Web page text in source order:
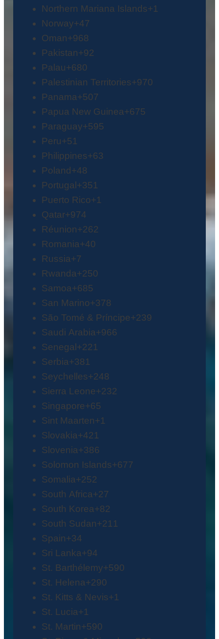
Northern Mariana Islands+1
Norway+47
Oman+968
Pakistan+92
Palau+680
Palestinian Territories+970
Panama+507
Papua New Guinea+675
Paraguay+595
Peru+51
Philippines+63
Poland +48
Portugal +351
Puerto Rico+1
Qatar+974
Réunion+262
Romania+40
Russia+7
Rwanda+250
Samoa+685
San Marino+378
São Tomé & Príncipe+239
Saudi Arabia+966
Senegal +221
Serbia+381
Seychelles+248
Sierra Leone+232
Singapore+65
Sint Maarten+1
Slovakia+421
Slovenia+386
Solomon Islands+677
Somalia+252
South Africa+27
South Korea+82
South Sudan+211
Spain+34
Sri Lanka+94
St. Barthélemy+590
St. Helena+290
St. Kitts & Nevis+1
St. Lucia+1
St. Martin+590